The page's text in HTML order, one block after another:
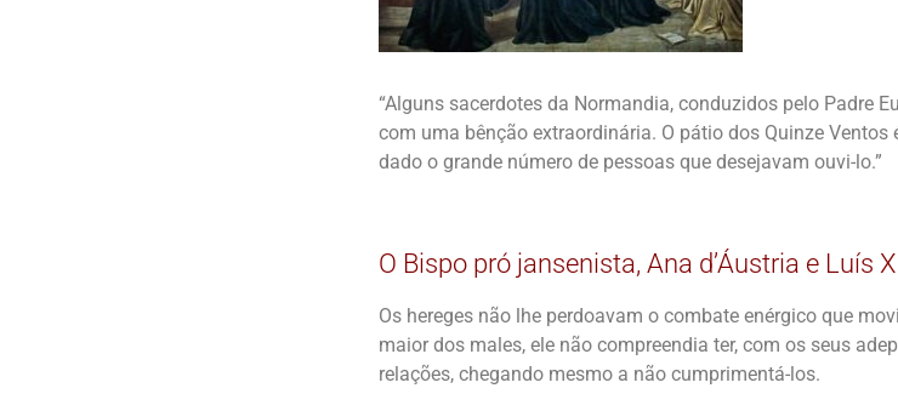
“Alguns sacerdotes da Normandia, conduzidos pelo Padre
com uma bênção extraordinária. O pátio dos Quinze Ventos
dado o grande número de pessoas que desejavam ouvi-lo.”
O Bispo pró jansenista, Ana d’Áustria e Luís
Os hereges não lhe perdoavam o combate enérgico que
maior dos males, ele não compreendia ter, com os seus
relações, chegando mesmo a não cumprimentá-los.